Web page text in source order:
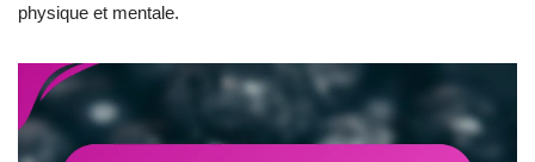
physique et mentale.